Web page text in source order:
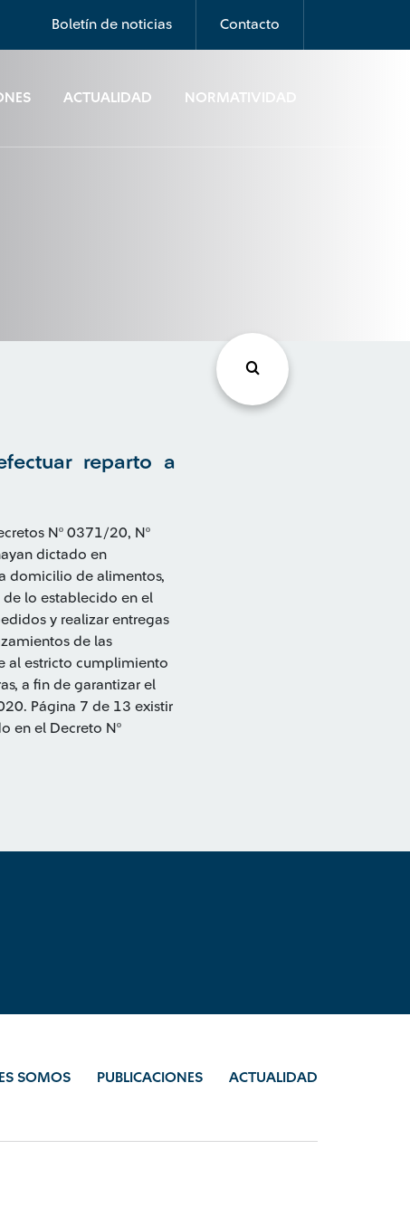
Boletín de noticias Contacto
ACTUALIDAD NORMATIVIDAD
reparto a
Nº 0371/20, Nº
dictado en
domicilio de alimentos,
lo establecido en el
y realizar entregas
de las
al estricto cumplimiento
a fin de garantizar el
Página 7 de 13 existir
en el Decreto Nº
SOMOS PUBLICACIONES ACTUALIDAD